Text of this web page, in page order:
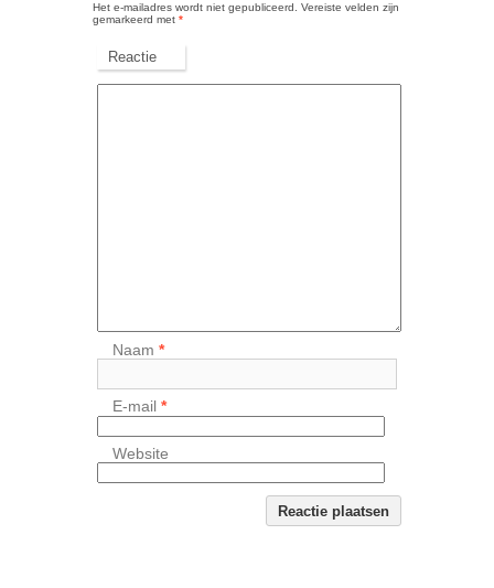
Het e-mailadres wordt niet gepubliceerd.
Vereiste velden zijn
gemarkeerd met *
Reactie
Naam*
E-mail*
Website